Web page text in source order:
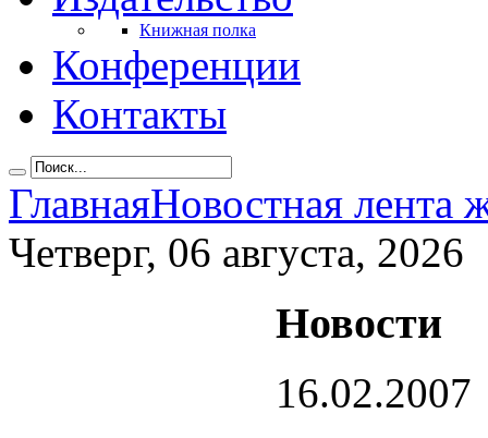
Книжная полка
Конференции
Контакты
ГлавнаяНовостная лента
Четверг, 06 августа, 2026
Новости
16.02.2007